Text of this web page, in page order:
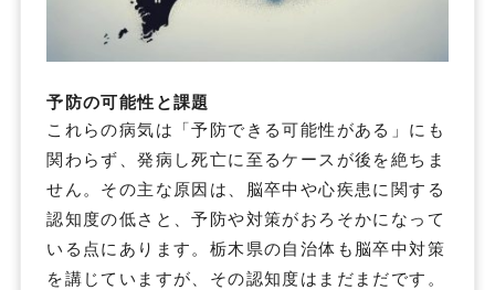
予防の可能性と課題
これらの病気は「予防できる可能性がある」にも
関わらず、発病し死亡に至るケースが後を絶ちま
せん。その主な原因は、脳卒中や心疾患に関する
認知度の低さと、予防や対策がおろそかになって
いる点にあります。栃木県の自治体も脳卒中対策
を講じていますが、その認知度はまだまだです。